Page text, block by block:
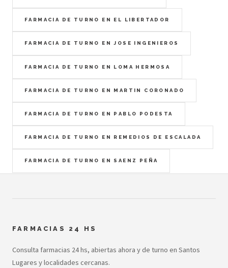
FARMACIA DE TURNO EN EL LIBERTADOR
FARMACIA DE TURNO EN JOSE INGENIEROS
FARMACIA DE TURNO EN LOMA HERMOSA
FARMACIA DE TURNO EN MARTIN CORONADO
FARMACIA DE TURNO EN PABLO PODESTA
FARMACIA DE TURNO EN REMEDIOS DE ESCALADA
FARMACIA DE TURNO EN SAENZ PEÑA
FARMACIAS 24 HS
Consulta farmacias 24 hs, abiertas ahora y de turno en Santos
Lugares y localidades cercanas.